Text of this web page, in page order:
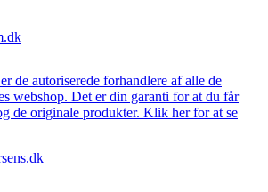
de autoriserede forhandlere af alle de
webshop. Det er din garanti for at du får
de originale produkter. Klik her for at se